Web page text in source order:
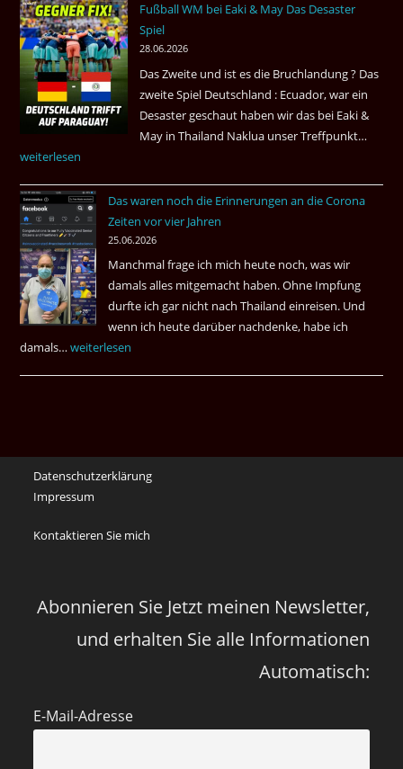
Venezuela
Fußball WM bei Eaki & May Das Desaster
Spiel
28.06.2026
Das Zweite und ist es die Bruchlandung ? Das
zweite Spiel Deutschland : Ecuador, war ein
Desaster geschaut haben wir das bei Eaki &
May in Thailand Naklua unser Treffpunkt…
bei
weiterlesen
Das waren noch die Erinnerungen an die Corona
Zeiten vor vier Jahren
25.06.2026
Manchmal frage ich mich heute noch, was wir
damals alles mitgemacht haben. Ohne Impfung
durfte ich gar nicht nach Thailand einreisen. Und
wenn ich heute darüber nachdenke, habe ich
damals…Das
an
die
Corona
Zeiten
weiterlesen
Datenschutzerklärung
Impressum
Kontaktieren Sie mich
Abonnieren Sie Jetzt meinen Newsletter,
und erhalten Sie alle Informationen
Automatisch:
E-Mail-Adresse